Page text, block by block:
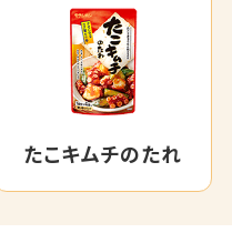
たこキムチのたれ